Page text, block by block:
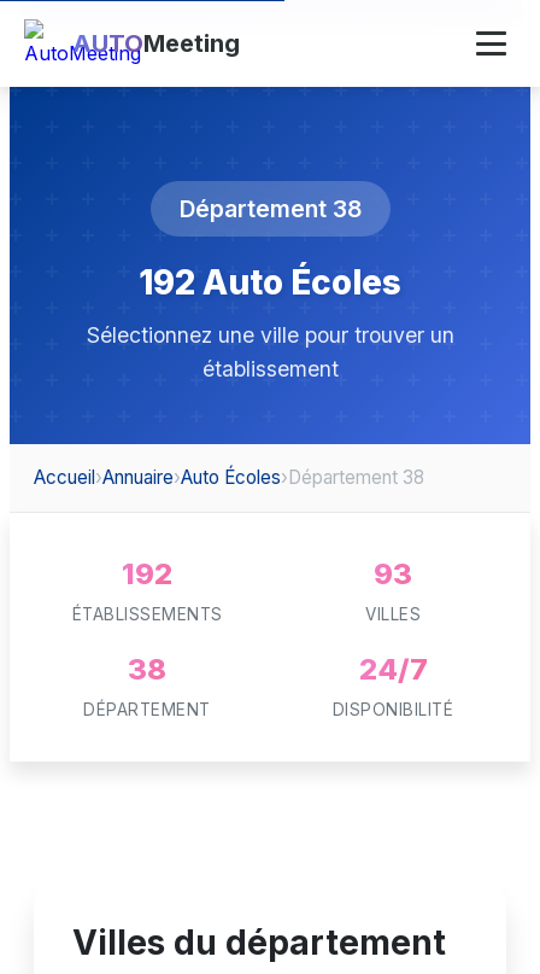
AUTOMeeting
Département 38
192 Auto Écoles
Sélectionnez une ville pour trouver un
établissement
Accueil›Annuaire›Auto Écoles›Département 38
192
ÉTABLISSEMENTS
93
VILLES
38
DÉPARTEMENT
24/7
DISPONIBILITÉ
Villes du département